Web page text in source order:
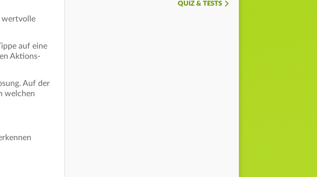
wertvolle
auf eine
Aktions-
Auf der
welchen
QUIZ & TESTS